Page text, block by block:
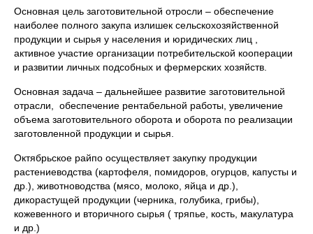
Основная цель заготовительной отросли – обеспечение
наиболее полного закупа излишек сельскохозяйственной
продукции и сырья у населения и юридических лиц ,
активное участие организации потребительской кооперации
и развитии личных подсобных и фермерских хозяйств.
Основная задача – дальнейшее развитие заготовительной
отрасли, обеспечение рентабельной работы, увеличение
объема заготовительного оборота и оборота по реализации
заготовленной продукции и сырья.
Октябрьское райпо осуществляет закупку продукции
растениеводства (картофеля, помидоров, огурцов, капусты и
др.), животноводства (мясо, молоко, яйца и др.),
дикорастущей продукции (черника, голубика, грибы),
кожевенного и вторичного сырья ( тряпье, кость, макулатура
и др.)